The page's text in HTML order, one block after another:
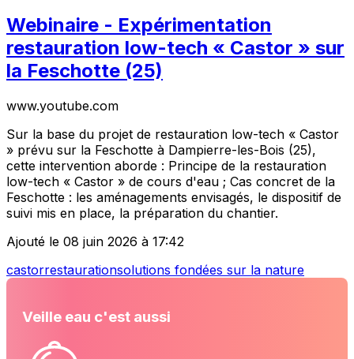
Webinaire - Expérimentation
restauration low-tech « Castor » sur
la Feschotte (25)
www.youtube.com
Sur la base du projet de restauration low-tech « Castor
» prévu sur la Feschotte à Dampierre-les-Bois (25),
cette intervention aborde : Principe de la restauration
low-tech « Castor » de cours d'eau ; Cas concret de la
Feschotte : les aménagements envisagés, le dispositif de
suivi mis en place, la préparation du chantier.
Ajouté le 08 juin 2026 à 17:42
castorrestaurationsolutions fondées sur la nature
Veille eau c'est aussi